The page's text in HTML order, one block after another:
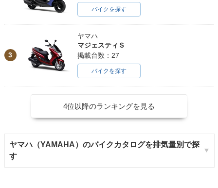
バイクを探す
3
ヤマハ
マジェスティＳ
掲載台数：27
バイクを探す
4位以降のランキングを見る
ヤマハ（YAMAHA）のバイクカタログを排気量別で探
す